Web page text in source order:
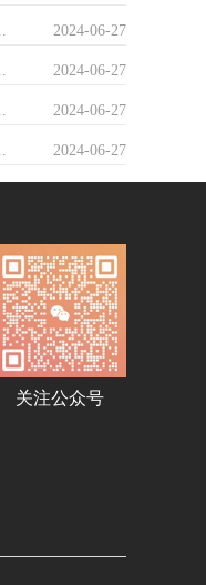
2024-06-27
2024-06-27
2024-06-27
2024-06-27
关注公众号